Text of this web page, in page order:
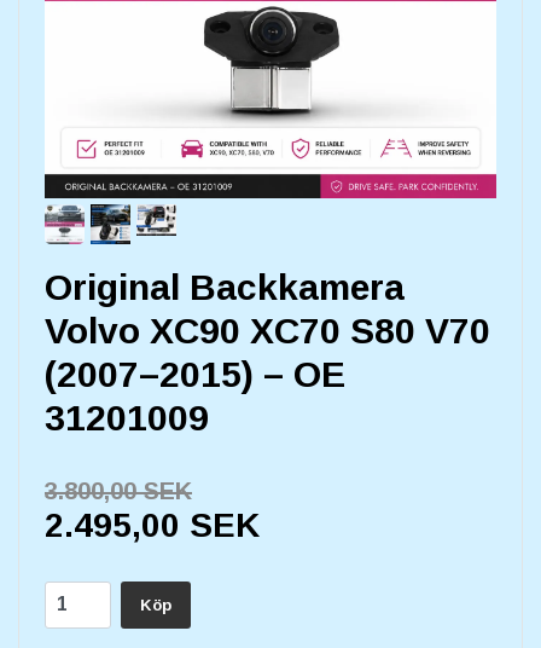
Original Backkamera
Volvo XC90 XC70 S80 V70
(2007–2015) – OE
31201009
3.800,00 SEK
2.495,00 SEK
Köp